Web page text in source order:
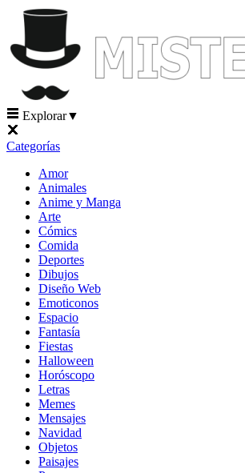
Explorar▼
Categorías
Amor
Animales
Anime y Manga
Arte
Cómics
Comida
Deportes
Dibujos
Diseño Web
Emoticonos
Espacio
Fantasía
Fiestas
Halloween
Horóscopo
Letras
Memes
Mensajes
Navidad
Objetos
Paisajes